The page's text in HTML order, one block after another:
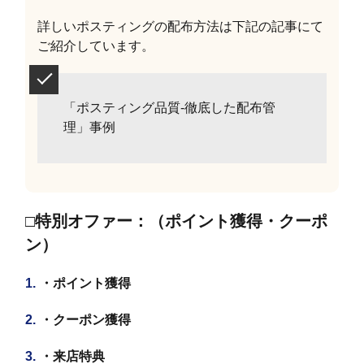
詳しいポスティングの配布方法は下記の記事にて
ご紹介しています。
「ポスティング品質-徹底した配布管
理」事例
□特別オファー：（ポイント獲得・クーポ
ン）
・ポイント獲得
・クーポン獲得
・来店特典